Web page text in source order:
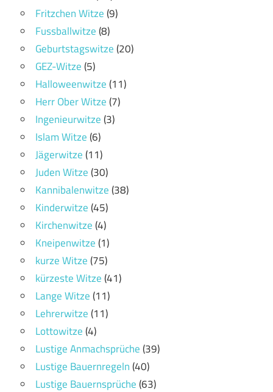
Fritzchen Witze(9)
Fussballwitze(8)
Geburtstagswitze(20)
GEZ-Witze(5)
Halloweenwitze(11)
Herr Ober Witze(7)
Ingenieurwitze(3)
Islam Witze(6)
Jägerwitze(11)
Juden Witze(30)
Kannibalenwitze(38)
Kinderwitze(45)
Kirchenwitze(4)
Kneipenwitze(1)
kurze Witze(75)
kürzeste Witze(41)
Lange Witze(11)
Lehrerwitze(11)
Lottowitze(4)
Lustige Anmachsprüche(39)
Lustige Bauernregeln(40)
Lustige Bauernsprüche(63)